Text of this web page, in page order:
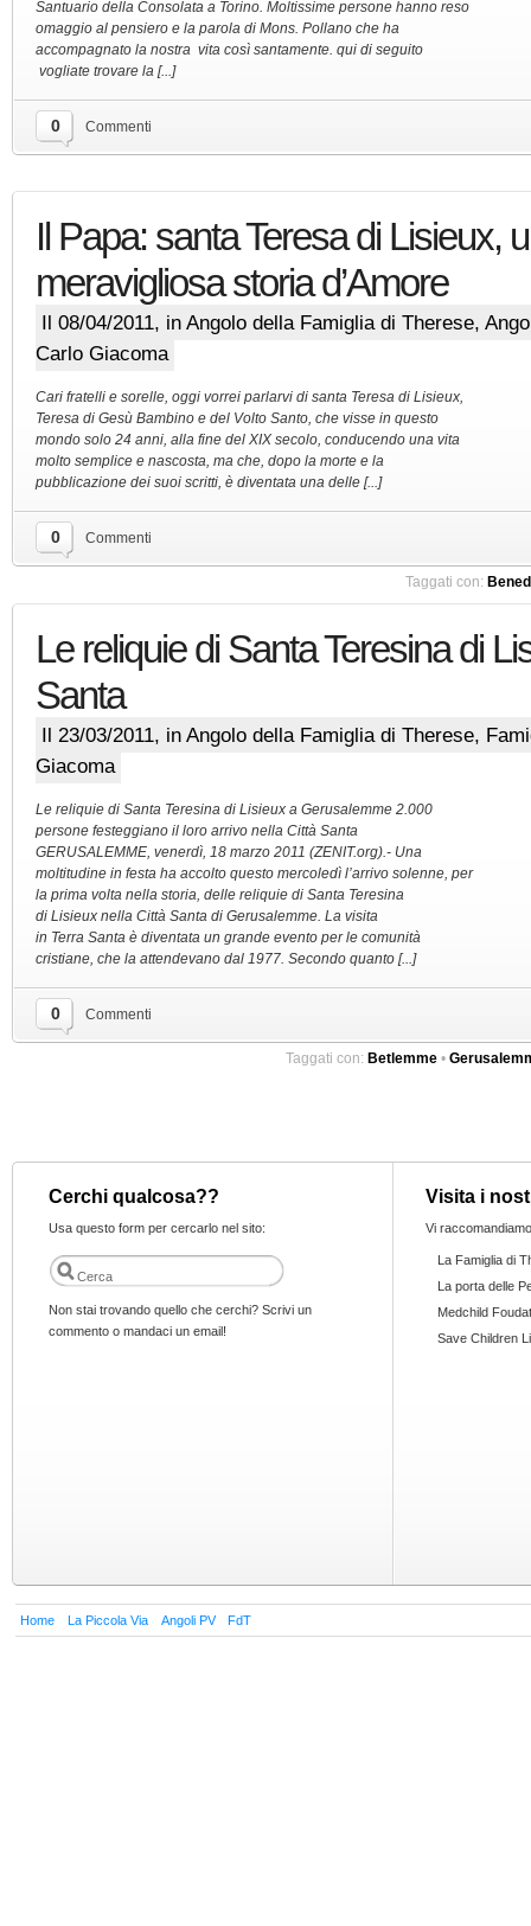
Santuario della Consolata a Torino. Moltissime persone hanno reso
omaggio al pensiero e la parola di Mons. Pollano che ha
accompagnato la nostra vita così santamente. qui di seguito
vogliate trovare la [...]
0 Commenti
Il Papa: santa Teresa di Lisieux,
meravigliosa storia d’Amore
Il 08/04/2011, in Angolo della Famiglia di Therese,
Carlo Giacoma
Cari fratelli e sorelle, oggi vorrei parlarvi di santa Teresa di Lisieux,
Teresa di Gesù Bambino e del Volto Santo, che visse in questo
mondo solo 24 anni, alla fine del XIX secolo, conducendo una vita
molto semplice e nascosta, ma che, dopo la morte e la
pubblicazione dei suoi scritti, è diventata una delle [...]
0 Commenti
Taggati con:
Le reliquie di Santa Teresina di
Santa
Il 23/03/2011, in Angolo della Famiglia di Therese,
Giacoma
Le reliquie di Santa Teresina di Lisieux a Gerusalemme 2.000
persone festeggiano il loro arrivo nella Città Santa
GERUSALEMME, venerdì, 18 marzo 2011 (ZENIT.org).- Una
moltitudine in festa ha accolto questo mercoledì l’arrivo solenne, per
la prima volta nella storia, delle reliquie di Santa Teresina
di Lisieux nella Città Santa di Gerusalemme. La visita
in Terra Santa è diventata un grande evento per le comunità
cristiane, che la attendevano dal 1977. Secondo quanto [...]
0 Commenti
Taggati con: Betlemme •
Cerchi qualcosa??
Usa questo form per cercarlo nel sito:
Non stai trovando quello che cerchi? Scrivi un
commento o mandaci un email!
Visita i
Vi
La Famiglia di
La porta delle
Medchild
Save Children
Home La Piccola Via Angoli PV FdT